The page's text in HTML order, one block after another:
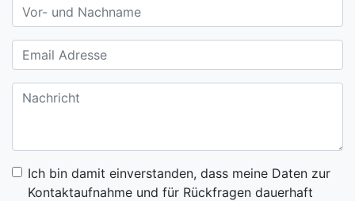
Ich bin damit einverstanden, dass meine Daten zur
Kontaktaufnahme und für Rückfragen dauerhaft